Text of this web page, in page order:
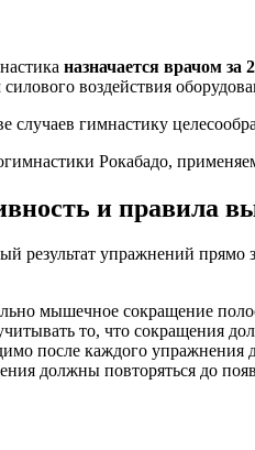
назначается врачом за
воздействия
случаев гимнастику
Рокабадо,
и правила
результат упражнений прямо
мышечное сокращение
то, что сокращения
после каждого упражнения
должны повторяться до